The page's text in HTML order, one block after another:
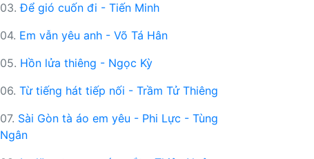
03.Để gió cuốn đi - Tiến Minh
04. Em vẫn yêu anh - Võ Tá Hân
05. Hồn lửa thiêng - Ngọc Kỳ
06. Từ tiếng hát tiếp nối - Trầm Tử Thiêng
07. Sài Gòn tà áo em yêu - Phi Lực - Tùng
Ngân